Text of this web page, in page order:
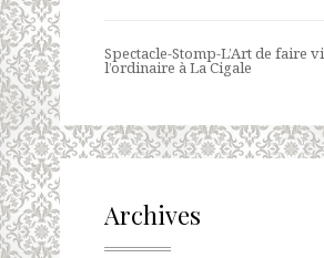
Spectacle-Stomp-L’Art de faire
l’ordinaire à La Cigale
Archives